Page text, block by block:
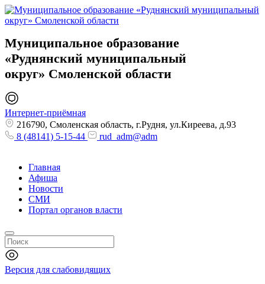
Муниципальное образование
«Руднянский муниципальный
округ» Смоленской области
Интернет-приёмная
216790, Смоленская область, г.Рудня, ул.Киреева, д.93
8 (48141) 5-15-44
rud_adm@adm
Главная
Афиша
Новости
СМИ
Портал органов власти
Версия для слабовидящих